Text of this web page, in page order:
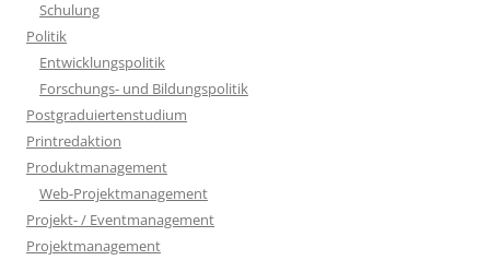
Schulung
Politik
Entwicklungspolitik
Forschungs- und Bildungspolitik
Postgraduiertenstudium
Printredaktion
Produktmanagement
Web-Projektmanagement
Projekt- / Eventmanagement
Projektmanagement